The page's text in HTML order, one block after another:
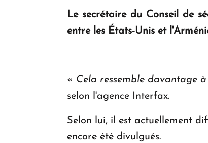
Le secrétaire du Conseil de
entre les États-Unis et
« Cela ressemble davantage
selon l'agence Interfax.
Selon lui, il est actuellement
encore été divulgués.